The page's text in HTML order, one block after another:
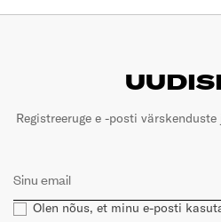
Registreeruge e -posti
Olen nõus, et minu e-posti